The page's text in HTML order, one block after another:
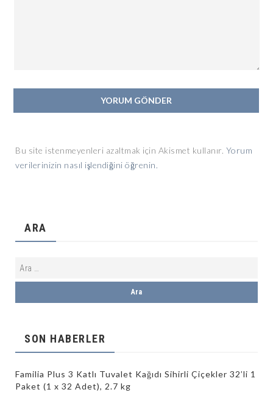
Bu site istenmeyenleri azaltmak için Akismet kullanır. Yorum
verilerinizin nasıl işlendiğini öğrenin.
ARA
SON HABERLER
Familia Plus 3 Katlı Tuvalet Kağıdı Sihirli Çiçekler 32’li 1
Paket (1 x 32 Adet), 2.7 kg